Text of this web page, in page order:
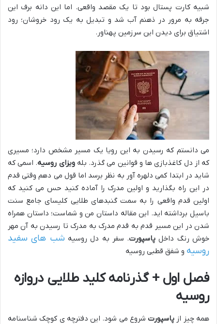
شبیه کارت پستال بود تا یک مقصد واقعی. اما این دانه برف این
جرقه به مرور در ذهنم آب شد و تبدیل به یک رود خروشان؛ رود
اشتیاق برای دیدن این سرزمین پهناور.
می دانستم که رسیدن به این رویا یک مسیر مشخص دارد؛ مسیری
که از دل کاغذبازی ها و قوانین می گذرد. بلهویزای روسیه. اسمی که
شاید در ابتدا کمی دلهره آور به نظر برسد اما قول می دهم وقتی قدم
در این راه بگذارید و اولین مدرک را آماده کنید حس می کنید که
اولین قدم واقعی را به سمت گنبدهای طلایی کلیسای جامع سنت
باسیل برداشته اید. این مقاله داستان من و شماست؛ داستان همراه
شدن در این مسیر قدم به قدم مدرک به مدرک تا رسیدن به آن مهر
خوش رنگ داخل پاسپورت. سفر به دل روسیه شب های سفید
روسیه و شفق قطبی روسیه
فصل اول + گذرنامه کلید طلایی دروازه
روسیه
همه چیز از پاسپورت شروع می شود. این دفترچه ی کوچک شناسنامه